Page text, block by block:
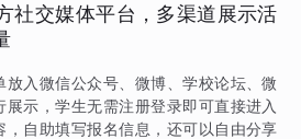
社交媒体平台，多渠道展示活
入微信公众号、微博、学校论坛、微
示，学生无需注册登录即可直接进入
，自助填写报名信息，还可以自由分享